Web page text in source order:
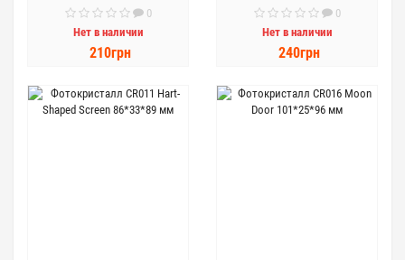
0
Нет в наличии
210грн
0
Нет в наличии
240грн